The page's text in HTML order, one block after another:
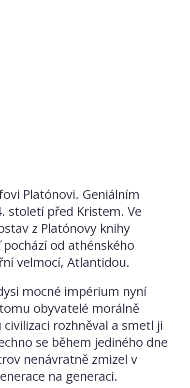
Platónovi. Geniálním
století před Kristem. Ve
z Platónovy knihy
od athénského
velmocí, Atlantidou.
mocné impérium nyní
obyvatelé morálně
rozhněval a smetl ji
se během jediného dne
nenávratně zmizel v
na generaci.